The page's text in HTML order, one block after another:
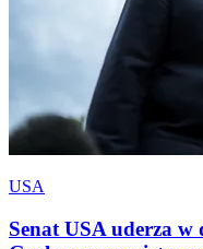
USA
Senat USA uderza